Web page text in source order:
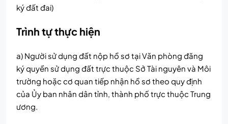
ký đất đai)
Trình tự thực hiện
a) Người sử dụng đất nộp hồ sơ tại Văn phòng đăng
ký quyền sử dụng đất trực thuộc Sở Tài nguyên và Môi
trường hoặc cơ quan tiếp nhận hồ sơ theo quy định
của Ủy ban nhân dân tỉnh, thành phố trực thuộc Trung
ương.